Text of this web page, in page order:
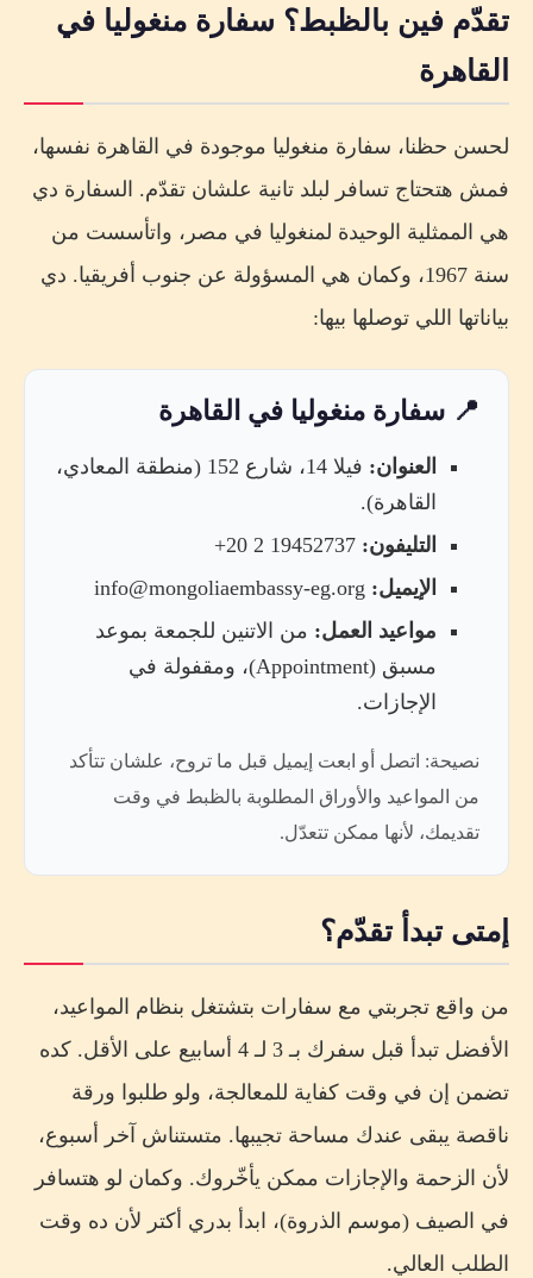
تقدّم فين بالظبط؟ سفارة منغوليا في
القاهرة
لحسن حظنا، سفارة منغوليا موجودة في القاهرة نفسها،
فمش هتحتاج تسافر لبلد تانية علشان تقدّم. السفارة دي
هي الممثلية الوحيدة لمنغوليا في مصر، واتأسست من
سنة 1967، وكمان هي المسؤولة عن جنوب أفريقيا. دي
بياناتها اللي توصلها بيها:
📍 سفارة منغوليا في القاهرة
العنوان:
فيلا 14، شارع 152 (منطقة المعادي،
القاهرة).
التليفون:
الإيميل:
مواعيد العمل: من الاتنين للجمعة بموعد
مسبق (Appointment)، ومقفولة في
الإجازات.
نصيحة: اتصل أو ابعت إيميل قبل ما تروح، علشان تتأكد
من المواعيد والأوراق المطلوبة بالظبط في وقت
تقديمك، لأنها ممكن تتعدّل.
إمتى تبدأ تقدّم؟
من واقع تجربتي مع سفارات بتشتغل بنظام المواعيد،
الأفضل تبدأ قبل سفرك بـ 3 لـ 4 أسابيع على الأقل. كده
تضمن إن في وقت كفاية للمعالجة، ولو طلبوا ورقة
ناقصة يبقى عندك مساحة تجيبها. متستناش آخر أسبوع،
لأن الزحمة والإجازات ممكن يأخّروك. وكمان لو هتسافر
في الصيف (موسم الذروة)، ابدأ بدري أكتر لأن ده وقت
الطلب العالي.